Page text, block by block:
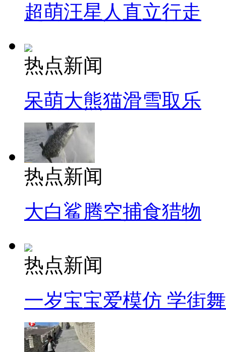
超萌汪星人直立行走
热点新闻
呆萌大熊猫滑雪取乐
热点新闻
大白鲨腾空捕食猎物
热点新闻
一岁宝宝爱模仿 学街